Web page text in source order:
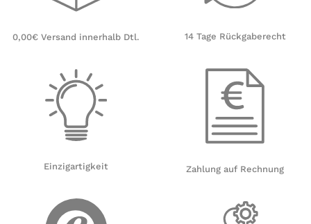
0,00€ Versand innerhalb Dtl.
Einzigartigkeit
14 Tage Rückgaberecht
Zahlung auf Rechnung